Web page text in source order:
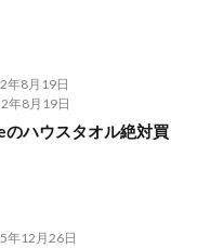
年8月19日
年8月19日
のハウスタオル絶対買
年12月26日